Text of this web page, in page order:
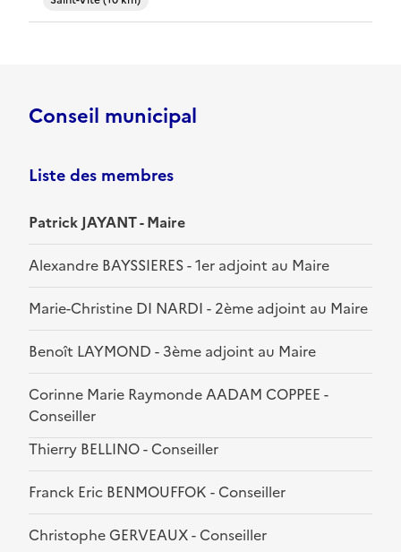
Conseil municipal
Liste des membres
Patrick JAYANT - Maire
Alexandre BAYSSIERES - 1er adjoint au Maire
Marie-Christine DI NARDI - 2ème adjoint au Maire
Benoît LAYMOND - 3ème adjoint au Maire
Corinne Marie Raymonde AADAM COPPEE -
Conseiller
Thierry BELLINO - Conseiller
Franck Eric BENMOUFFOK - Conseiller
Christophe GERVEAUX - Conseiller